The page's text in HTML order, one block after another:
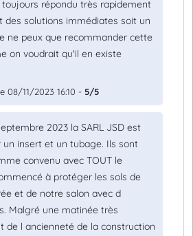
répondu très rapidement
des solutions immédiates soit un
ne peux que recommander cette
on voudrait qu'il en existe
08/11/2023 16:10 - 5/5
2023 la SARL JSD est
un insert et un tubage. Ils sont
convenu avec TOUT le
à protéger les sols de
et de notre salon avec d
Malgré une matinée très
de l ancienneté de la construction